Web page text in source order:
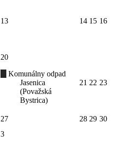
13 14 15 16
20
Komunálny odpad
Jasenica
(Považská
Bystrica)
21 22 23
27 28 29 30
3